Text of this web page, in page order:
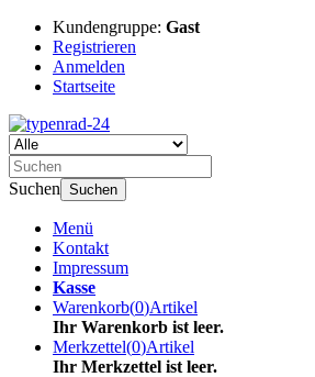
Kundengruppe: Gast
Registrieren
Anmelden
Startseite
Suchen Suchen
Menü
Kontakt
Impressum
Kasse
Warenkorb(0)Artikel
Ihr Warenkorb ist leer.
Merkzettel(0)Artikel
Ihr Merkzettel ist leer.